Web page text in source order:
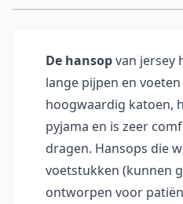
De hansopvan jersey
lange pijpen en
hoogwaardig katoen,
pyjama en is zeer
dragen. Hansops die
voetstukken (kunnen
ontworpen voor